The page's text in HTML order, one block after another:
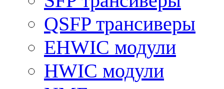
QSFP трансиверы
EHWIC модули
HWIC модули